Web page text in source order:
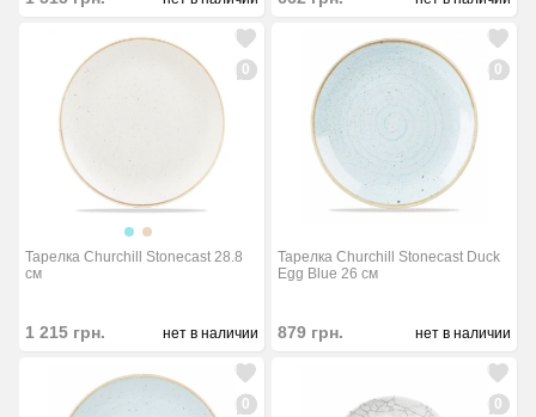
0
Тарелка Churchill Stonecast 28.8
см
1 215 грн. нет в наличии
0
Тарелка Churchill Stonecast Duck
Egg Blue 26 см
879 грн. нет в наличии
0 0